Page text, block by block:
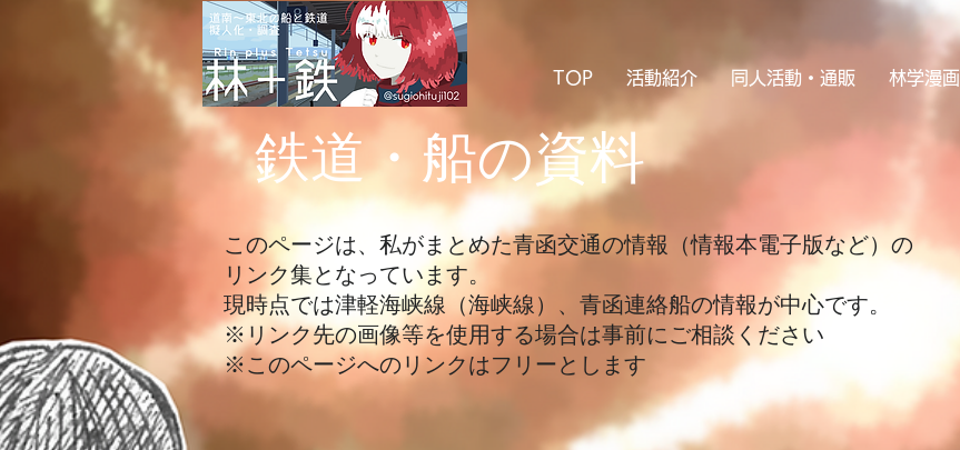
TOP 活動紹介 同人活動・通販 林学漫画
​鉄道・船の資料
このページは、私がまとめた青函交通の情報（情報本電子版など）の
リンク集となっています。
現時点では津軽海峡線（海峡線）、青函連絡船の情報が中心です。
※リンク先の画像等を使用する場合は事前にご相談ください
​※このページへのリンクはフリーとします